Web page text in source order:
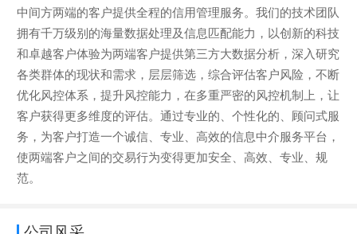
中间方两端的客户提供全程的信用管理服务。我们的技术团队
拥有千万级别的海量数据处理及信息匹配能力，以创新的科技
和卓越客户体验为两端客户提供第三方大数据分析，深入研究
各类群体的现状和需求，层层筛选，综合评估客户风险，不断
优化风控体系，提升风控能力，在多重严密的风控机制上，让
客户获得更多维度的评估。通过专业的、个性化的、顾问式服
务，为客户打造一个诚信、专业、高效的信息中介服务平台，
使两端客户之间的交易行为变得更加安全、高效、专业、规
范。